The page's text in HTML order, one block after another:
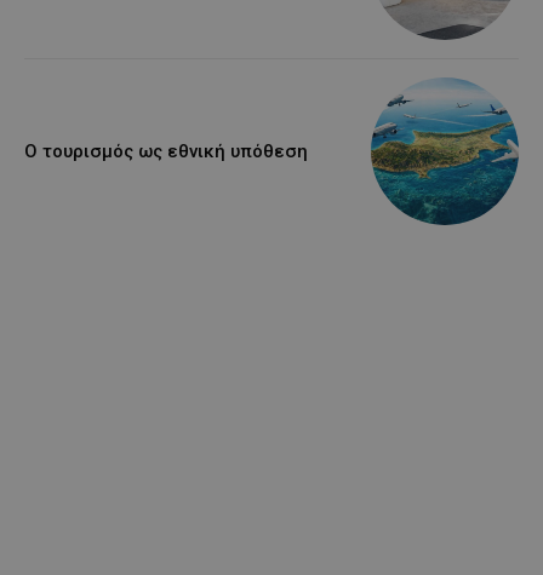
Ο τουρισμός ως εθνική υπόθεση